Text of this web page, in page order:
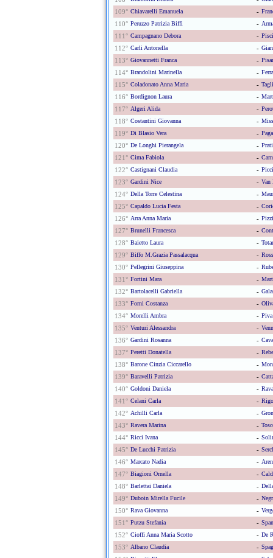
109° Chiavarelli Emanuela -
110° Peruzzo Patrizia Biffi -
111° Campagnano Debora -
112° Carli Antonella -
113° Giovannetti Franca -
114° Brandolini Marinella -
115° Coladonato Anna Maria -
116° Bordignon Laura -
117° Algeri Alida -
118° Costantini Giovanna -
119° Di Blasio Vera -
120° De Longhi Pierangela -
121° Cima Fabiola -
122° Castignani Claudia -
123° Gardini Nice - Van
124° Della Torre Celestina -
125° Capaldo Lucia Festa -
126° Arra Anna Maria -
127° Brunelli Francesca -
128° Baietto Laura -
129° Biffo M.grazia Passalacqua -
130° Pellegrini Giuseppina -
131° Fortini Mara -
132° Bartolacelli Gabriella -
133° Forni Costanza -
134° Morelli Ambra -
135° Venturi Alessandra -
136° Gardini Rosanna -
137° Peretti Donatella -
138° Barone Cinzia Ciccarello -
139° Baravelli Patrizia -
140° Goldoni Daniela -
141° Celani Carla -
142° Achilli Carla -
143° Ravera Marina -
144° Ricci Ivana -
145° De Lucchi Patrizia -
146° Marcato Nadia -
147° Biagioni Ornella -
148° Barlettai Daniela -
149° Duboin Mirella Fucile -
150° Rava Giovanna -
151° Putzu Stefania -
152° Cioffi Anna Maria Scotto - De
153° Albano Claudia -